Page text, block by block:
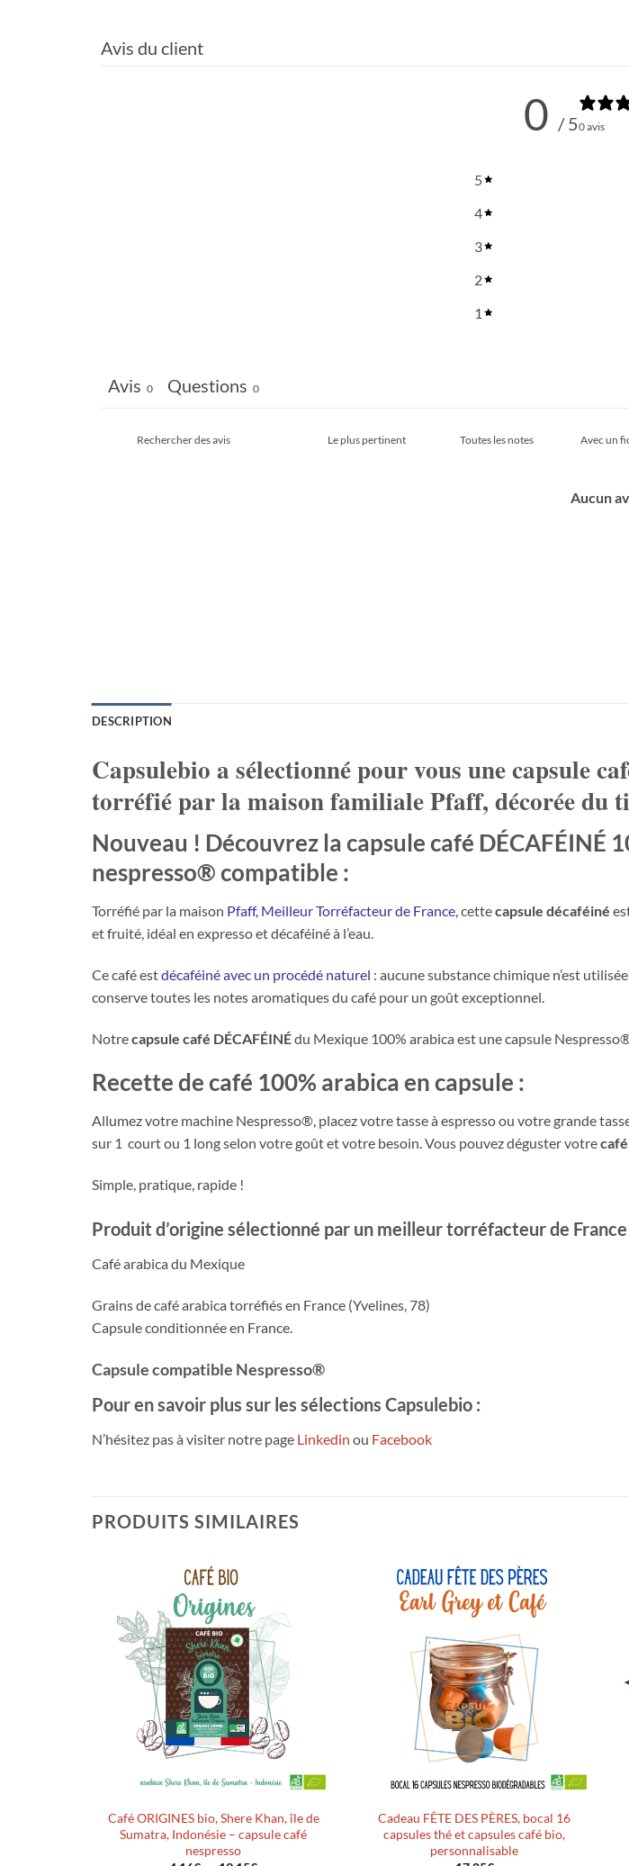
Avis du client
0 / 50 avis
5
4
3
2
1
Avis 0 Questions 0
Avec un
Aucun
DESCRIPTION
Capsulebio a sélectionné pour vous unecapsule
torréfié par la maison familiale Pfaff, décorée du
Nouveau ! Découvrez la capsule café DÉCAFÉINÉ
nespresso® compatible :
Torréfié par la maison Pfaff, Meilleur Torréfacteur de France, cettecapsule décaféiné
et fruité, idéal en expresso et décaféiné à l’eau.
Ce café estdécaféiné avec un procédé naturel : aucune substance chimique n’est
conserve toutes les notes aromatiques du café pour un goût exceptionnel.
Notrecapsule café DÉCAFÉINÉdu Mexique 100% arabica est une capsule
Recette de café 100% arabica en capsule :
Allumez votre machine Nespresso®, placez votre tasse à espresso ou votre grande
sur 1 court ou 1 long selon votre goût et votre besoin. Vous pouvez déguster votre
Simple, pratique, rapide !
Produit d’origine sélectionné par un meilleur torréfacteur de France
Café arabica du Mexique
Grains de café arabica torréfiés en France (Yvelines, 78)
Capsule conditionnée en France.
Capsule compatible Nespresso®
Pour en savoir plus sur les sélections Capsulebio :
N’hésitez pas à visiter notre page Linkedin ou Facebook
PRODUITS SIMILAIRES
à la liste
d’envies
Café ORIGINES bio, Shere Khan, île de
Sumatra, Indonésie – capsule café
nespresso
Ajouter
Cadeau FÊTE DES PÈRES, bocal 16
capsules thé et capsules café bio,
personnalisable